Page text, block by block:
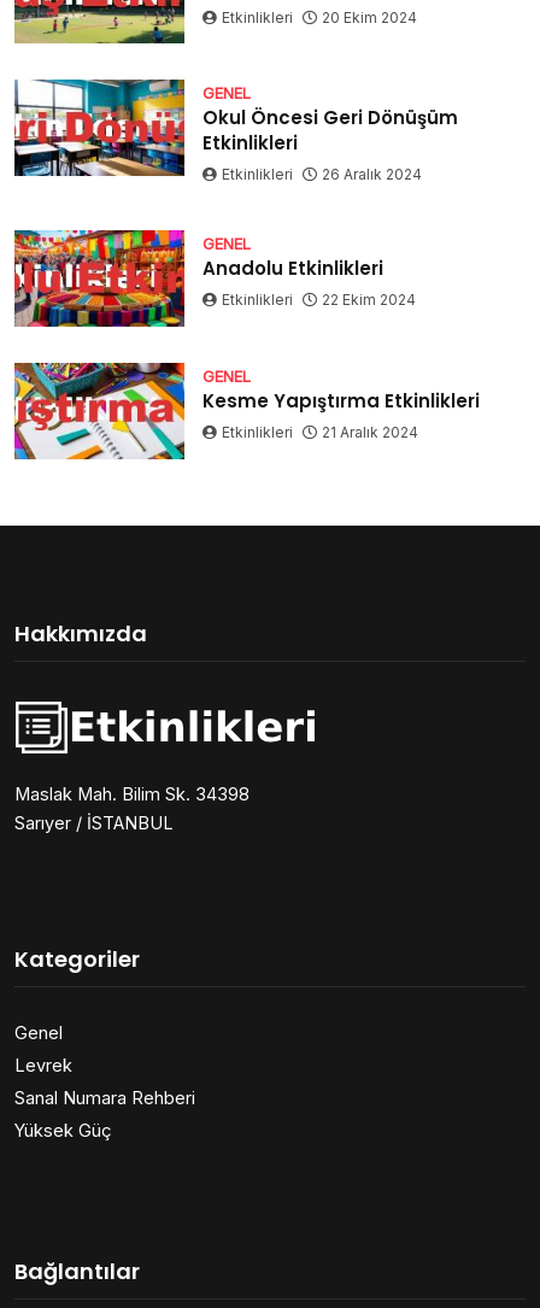
Etkinlikleri 20 Ekim 2024
GENEL
Okul Öncesi Geri Dönüşüm
Etkinlikleri
Etkinlikleri 26 Aralık 2024
GENEL
Anadolu Etkinlikleri
Etkinlikleri 22 Ekim 2024
GENEL
Kesme Yapıştırma Etkinlikleri
Etkinlikleri 21 Aralık 2024
Hakkımızda
Maslak Mah. Bilim Sk. 34398
Sarıyer / İSTANBUL
Kategoriler
Genel
Levrek
Sanal Numara Rehberi
Yüksek Güç
Bağlantılar